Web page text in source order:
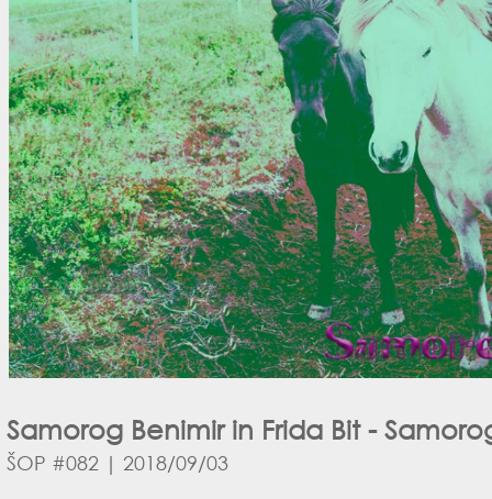
Samorog Benimir in Frida Bit -
ŠOP #082 | 2018/09/03